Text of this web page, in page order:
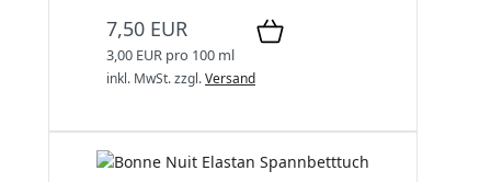
7,50 EUR
3,00 EUR pro 100 ml
inkl. MwSt.zzgl.Versand